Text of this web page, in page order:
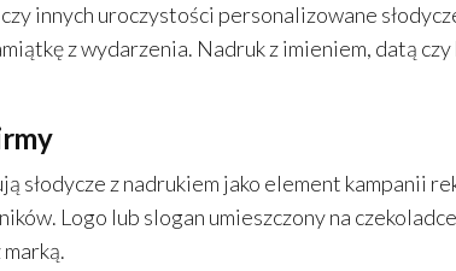
innych uroczystości personalizowane
z wydarzenia. Nadruk z imieniem, datą
słodycze z nadrukiem jako element kampanii
Logo lub slogan umieszczony na